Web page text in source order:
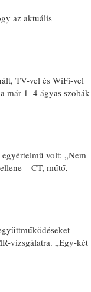
az aktuális
TV-vel és WiFi-vel
már 1–4 ágyas szobák
egyértelmű volt: „Nem
– CT, műtő,
vizsgálatra. „Egy-két